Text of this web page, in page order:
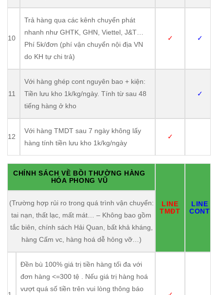
10
Trả hàng qua các kênh chuyển phát
nhanh như GHTK, GHN, Viettel, J&T…
Phí 5k/đơn (phí vận chuyển nội địa VN
do KH tự chi trả)
✓ ✓
11
Với hàng ghép cont nguyên bao + kiện:
Tiền lưu kho 1k/kg/ngày. Tính từ sau 48
tiếng hàng ở kho
✓
12
Với hàng TMDT sau 7 ngày không lấy
hàng tính tiền lưu kho 1k/kg/ngày
✓
CHÍNH SÁCH VỀ BỒI THƯỜNG HÀNG
HÓA PHONG VŨ
LINE
TMĐT
LINE
CONT
(Trường hợp rủi ro trong quá trình vận chuyển:
tai nạn, thất lạc, mất mát… – Không bao gồm
tắc biên, chính sách Hải Quan, bất khả kháng,
hàng Cấm vc, hàng hoá dễ hỏng vỡ…)
Đền bù 100% giá trị tiền hàng tối đa với
đơn hàng <=300 tệ . Nếu giá trị hàng hoá
vượt quá số tiền trên vui lòng thông báo